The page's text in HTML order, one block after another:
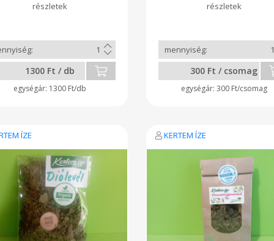
tartalma magasabb
a fekete szedernél
a jótulajdonságokat,
a gyümölcs. Készítünk a
teát, a
liofilizált (fagyasztva
gyümölcs port. A
port joghurtba vagy
egészségét, lassítja a rákos
szaporodását, védi a
megelőzi a II. tipusú
kialakulását. A böjt
biztosítja a
jó felszívódását.
1300 Ft / db
1300 Ft/db
300 Ft / csomag
300 Ft/csomag
ÍZE KERTEM ÍZE